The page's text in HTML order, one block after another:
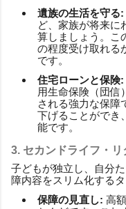
遺族の生活を守る:
ど、家族が将来に
算しましょう。こ
の程度受け取れる
です。
住宅ローンと保険:
用生命保険（団信
される強力な保障
下げることができ
能です。
3. セカンドライフ・
子どもが独立し、自分
障内容をスリム化するタ
保障の見直し: 高